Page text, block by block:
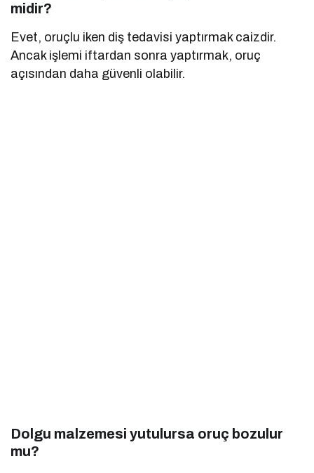
midir?
Evet, oruçlu iken diş tedavisi yaptırmak caizdir.
Ancak işlemi iftardan sonra yaptırmak, oruç
açısından daha güvenli olabilir.
Dolgu malzemesi yutulursa oruç bozulur
mu?